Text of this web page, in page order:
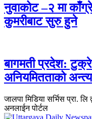
नुवाकोट –२ मा
कुमरीबाट सुरु हुने
बागमती प्रदेश: टुक्रे
अनियमितताको
जालपा मिडिया सर्भिस प्रा.
अनलाईन पोर्टल